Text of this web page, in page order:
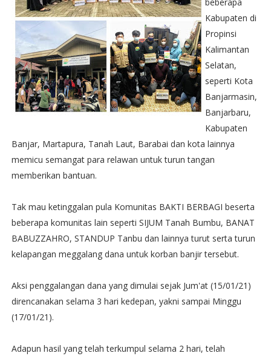
Kabupaten di
Propinsi
Kalimantan
Selatan,
seperti Kota
Banjarmasin,
Banjarbaru,
Kabupaten
Banjar, Martapura, Tanah Laut, Barabai dan kota lainnya
memicu semangat para relawan untuk turun tangan
memberikan bantuan.
Tak mau ketinggalan pula Komunitas BAKTI BERBAGI beserta
beberapa komunitas lain seperti SIJUM Tanah Bumbu, BANAT
BABUZZAHRO, STANDUP Tanbu dan lainnya turut serta turun
kelapangan meggalang dana untuk korban banjir tersebut.
Aksi penggalangan dana yang dimulai sejak Jum'at (15/01/21)
direncanakan selama 3 hari kedepan, yakni sampai Minggu
(17/01/21).
Adapun hasil yang telah terkumpul selama 2 hari, telah